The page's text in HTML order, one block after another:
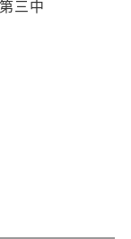
三中